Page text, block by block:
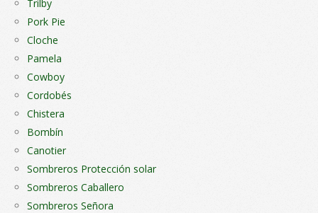
Trilby
Pork Pie
Cloche
Pamela
Cowboy
Cordobés
Chistera
Bombín
Canotier
Sombreros Protección solar
Sombreros Caballero
Sombreros Señora